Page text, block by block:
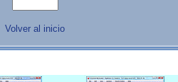
Volver al inicio